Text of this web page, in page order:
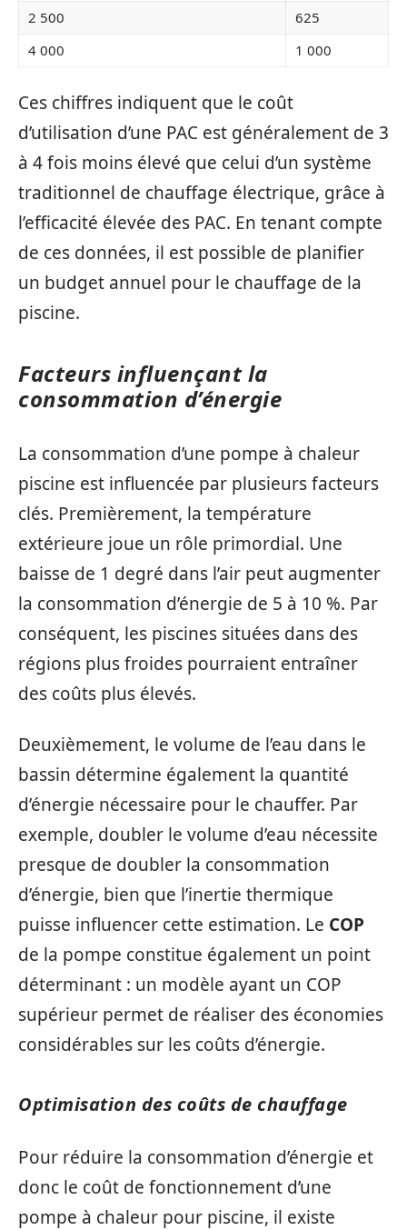
2 500
625
4 000
1 000
Ces chiffres indiquent que le coût
d’utilisation d’une PAC est généralement de 3
à 4 fois moins élevé que celui d’un système
traditionnel de chauffage électrique, grâce à
l’efficacité élevée des PAC. En tenant compte
de ces données, il est possible de planifier
un budget annuel pour le chauffage de la
piscine.
Facteurs influençant la
consommation d’énergie
La consommation d’une pompe à chaleur
piscine est influencée par plusieurs facteurs
clés. Premièrement, la température
extérieure joue un rôle primordial. Une
baisse de 1 degré dans l’air peut augmenter
la consommation d’énergie de 5 à 10 %. Par
conséquent, les piscines situées dans des
régions plus froides pourraient entraîner
des coûts plus élevés.
Deuxièmement, le volume de l’eau dans le
bassin détermine également la quantité
d’énergie nécessaire pour le chauffer. Par
exemple, doubler le volume d’eau nécessite
presque de doubler la consommation
d’énergie, bien que l’inertie thermique
puisse influencer cette estimation. Le COP
de la pompe constitue également un point
déterminant : un modèle ayant un COP
supérieur permet de réaliser des économies
considérables sur les coûts d’énergie.
Optimisation des coûts de chauffage
Pour réduire la consommation d’énergie et
donc le coût de fonctionnement d’une
pompe à chaleur pour piscine, il existe